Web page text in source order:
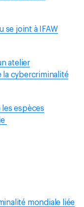
se joint à IFAW
atelier
cybercriminalité
espèces
mondiale liée